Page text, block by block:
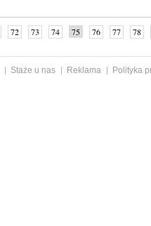
72 73 74 75 76 77
78
Staże u nas Reklama
Polityka